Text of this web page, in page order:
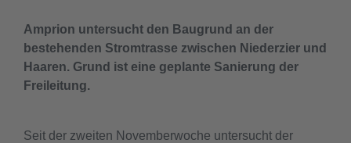
Amprion untersucht den Baugrund an der
bestehenden Stromtrasse zwischen Niederzier und
Haaren. Grund ist eine geplante Sanierung der
Freileitung.
Seit der zweiten Novemberwoche untersucht der